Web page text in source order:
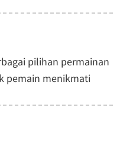
pilihan permainan
pemain menikmati